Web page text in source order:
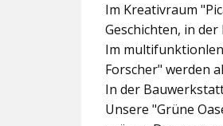
Im Kreativraum
Geschichten, in
Im
Forscher" werden
In der
Unsere "Grüne